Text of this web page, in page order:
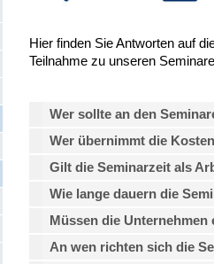
Hier finden Sie Antworten auf
Teilnahme zu unseren
Wer sollte an den
Wer übernimmt die
Gilt die Seminarzeit als
Wie lange dauern die
Müssen die Unternehmen
An wen richten sich die